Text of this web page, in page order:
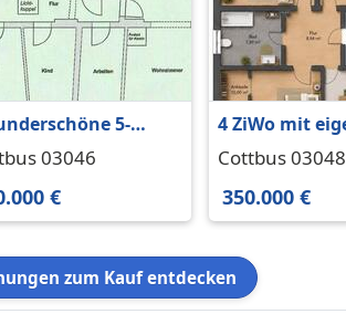
5-
in
03046
€
4 ZiWo mit
Garten, sofort
Cottbus 03048
350.000 €
zum Kauf entdecken